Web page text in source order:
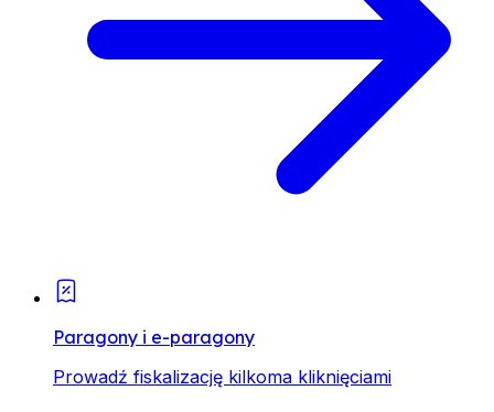
Paragony i e-paragony
Prowadź fiskalizację kilkoma kliknięciami